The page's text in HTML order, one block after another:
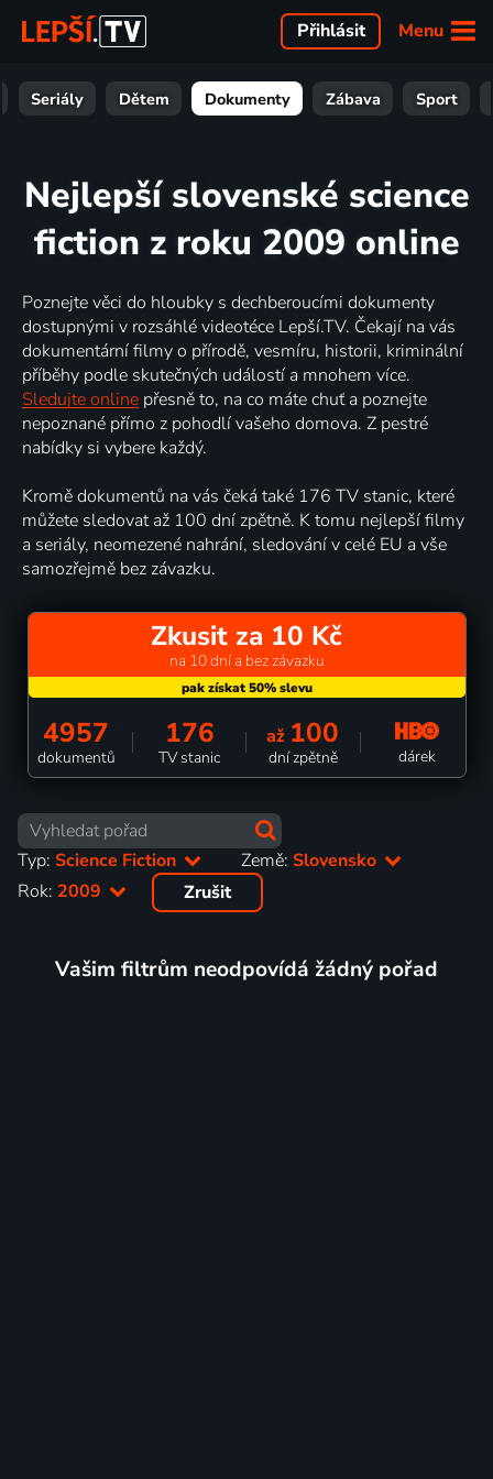
Menu
Přihlásit
Seriály Dětem Dokumenty Zábava Sport
Nejlepší slovenské science
fiction z roku 2009 online
Poznejte věci do hloubky s dechberoucími dokumenty
dostupnými v rozsáhlé videotéce Lepší.TV. Čekají na vás
dokumentární filmy o přírodě, vesmíru, historii, kriminální
příběhy podle skutečných událostí a mnohem více.
Sledujte online přesně to, na co máte chuť a poznejte
nepoznané přímo z pohodlí vašeho domova. Z pestré
nabídky si vybere každý.
Kromě dokumentů na vás čeká také 176 TV stanic, které
můžete sledovat až 100 dní zpětně. K tomu nejlepší filmy
a seriály, neomezené nahrání, sledování v celé EU a vše
samozřejmě bez závazku.
Zkusit za 10 Kč
na 10 dní a bez závazku
4957
dokumentů
176
TV stanic
až 100
dní zpětně dárek
Typ: Science Fiction Země:Slovensko
Rok: 2009 Zrušit
Vašim filtrům neodpovídá žádný pořad